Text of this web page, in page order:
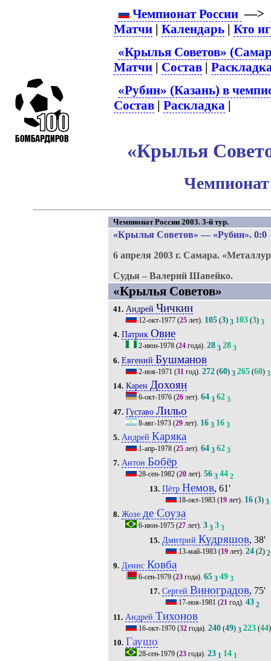
Чемпионат России —>
Матчи |Календарь |Кто
«Крылья Советов»
Матчи | Состав |
«Рубин» (Казань) в
Состав |Раскладка |
«Крылья
Чемпионат
Чемпионат России 2003. 3-й тур.
«Крылья Советов» — «Рубин». 0:0
6 апреля 2003 г. Самара.
Судья – Валерий Шавейко.
«Крылья Советов»
41. Андрей Чичкин
12-окт-1977(25лет). 105(3) 3 103(3) 3
4. Патрик Овие
2-июн-1978(24года). 28 3 28 3
6. Евгений Бушманов
2-ноя-1971 (31 год). 272(60) 3 265(60) 3
14. Карен Дохоян
6-окт-1976(26лет). 64 3 62 3
47. Густаво Лильо
8-авг-1973(29лет). 16 3 16 3
5. Андрей Каряка
1-апр-1978(25лет). 64 3 62 3
7. Антон Бобёр
28-сен-1982(20лет). 56 3 44 2
13. Пётр Немов, 61'
18-окт-1983 (19 лет). 16 (3) 3
8. Жозе де Соуза
6-июн-1975(27лет). 3 3 3 3
15. Дмитрий Кудряшов, 38'
13-май-1983 (19 лет).24 (2) 2
9. Денис Ковба
6-сен-1979(23года). 65 3 49 3
17. Сергей Виноградов, 75'
17-ноя-1981 (21 год).43 2
11. Андрей Тихонов
16-окт-1970(32года). 240(49) 3 223(44)
10. Гаушо
28-сен-1979(23года). 23 1 14 1